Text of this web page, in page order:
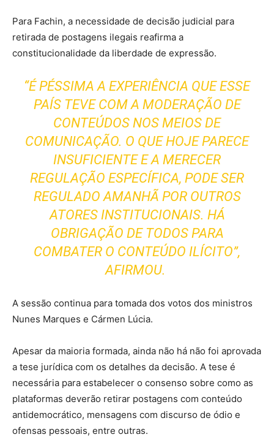
Para Fachin, a necessidade de decisão judicial para
retirada de postagens ilegais reafirma a
constitucionalidade da liberdade de expressão.
“É PÉSSIMA A EXPERIÊNCIA QUE ESSE
PAÍS TEVE COM A MODERAÇÃO DE
CONTEÚDOS NOS MEIOS DE
COMUNICAÇÃO. O QUE HOJE PARECE
INSUFICIENTE E A MERECER
REGULAÇÃO ESPECÍFICA, PODE SER
REGULADO AMANHÃ POR OUTROS
ATORES INSTITUCIONAIS. HÁ
OBRIGAÇÃO DE TODOS PARA
COMBATER O CONTEÚDO ILÍCITO”,
AFIRMOU.
A sessão continua para tomada dos votos dos ministros
Nunes Marques e Cármen Lúcia.
Apesar da maioria formada, ainda não há não foi aprovada
a tese jurídica com os detalhes da decisão. A tese é
necessária para estabelecer o consenso sobre como as
plataformas deverão retirar postagens com conteúdo
antidemocrático, mensagens com discurso de ódio e
ofensas pessoais, entre outras.